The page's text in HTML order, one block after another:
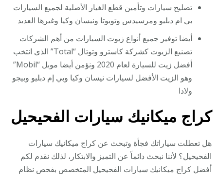
تصليح سيارات وتأمين قطع الغيار الأصلية لجميع السيارات
بي ام دبليو ومرسيدس وتويوتا ونيسان وكيا وغيرها العديد
أيضا توفير جميع أنواع زيوت السيارات من أهم الشركات
تصنيع الزيوت كشركة كاسترو وتوتال “Total” الذي انتخب
أفضل زيت للسيارة لعام 2020 ونؤمن أيضا موبل “Mobil”
وهو الزيت الأفضل لسيارات نيسان وكيا وبي إم دبليو وبيجو
ولادا
كراج ميكانيك سيارات الفحيحيل
هل تعطلت سياراتك فجأة وتبحث عن كراج ميكانيك سيارات
الفحيحيل؟ لأننا نبحث دائماً عن التميز والابتكار، لذلك نقدم لكم
أفضل كراج ميكانيك سيارات الفحيحيل المتخصص بفحص نظام